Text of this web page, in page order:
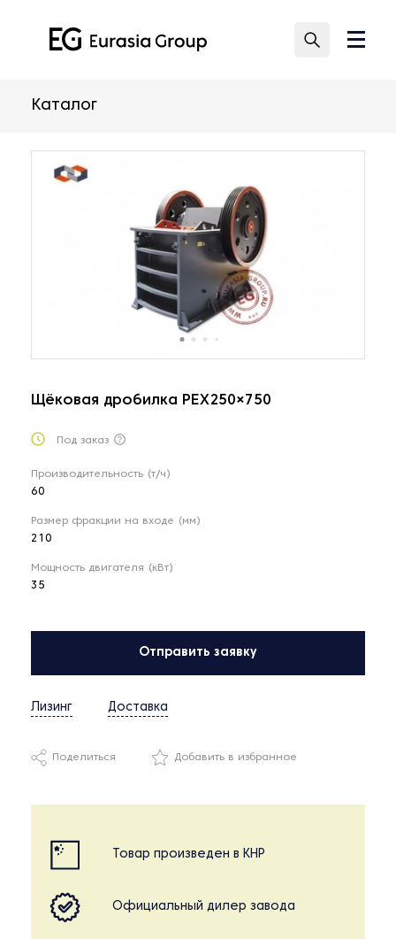
Каталог
Щёковая дробилка PEX250×750
Под заказ
Производительность (т/ч)
60
Размер фракции на входе (мм)
210
Мощность двигателя (кВт)
35
Отправить заявку
Лизинг Доставка
Поделиться Добавить в избранное
Товар произведен в КНР
Официальный дилер завода